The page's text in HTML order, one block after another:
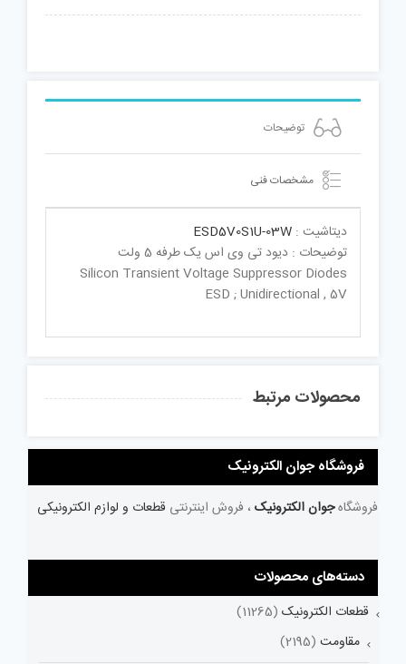
توضیحات
مشخصات فنی
دیتاشیت : ESD5V0S1U-03W
توضیحات : دیود تی وی اس یک طرفه 5 ولت
Silicon Transient Voltage Suppressor Diodes
ESD ; Unidirectional , 5V
محصولات مرتبط
فروشگاه جوان الکترونیک
فروشگاهجوان الکترونیک ، فروش اینترنتی قطعات و لوازم الکترونیکی
دسته‌های محصولات
قطعات الکترونیک (11265)
مقاومت (2195)